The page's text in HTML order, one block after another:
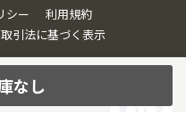
なし
シー
利用規約
引法に基づく表示